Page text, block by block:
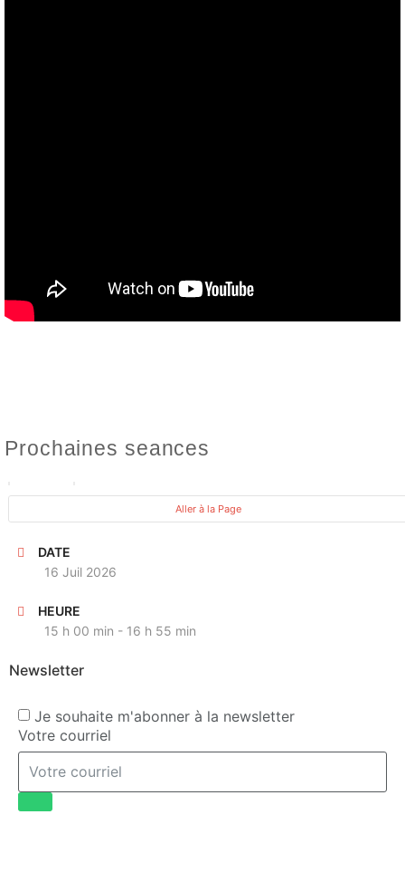
Prochaines seances
Aller à la Page
DATE
16 Juil 2026
HEURE
15 h 00 min - 16 h 55 min
Newsletter
Je souhaite m'abonner à la newsletter
Votre courriel